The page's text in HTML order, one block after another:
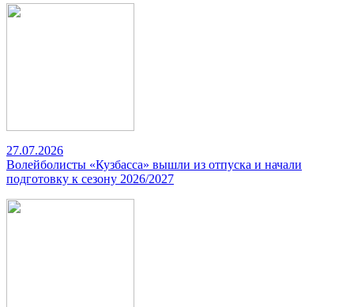
27.07.2026
Волейболисты «Кузбасса» вышли из отпуска и начали
подготовку к сезону 2026/2027